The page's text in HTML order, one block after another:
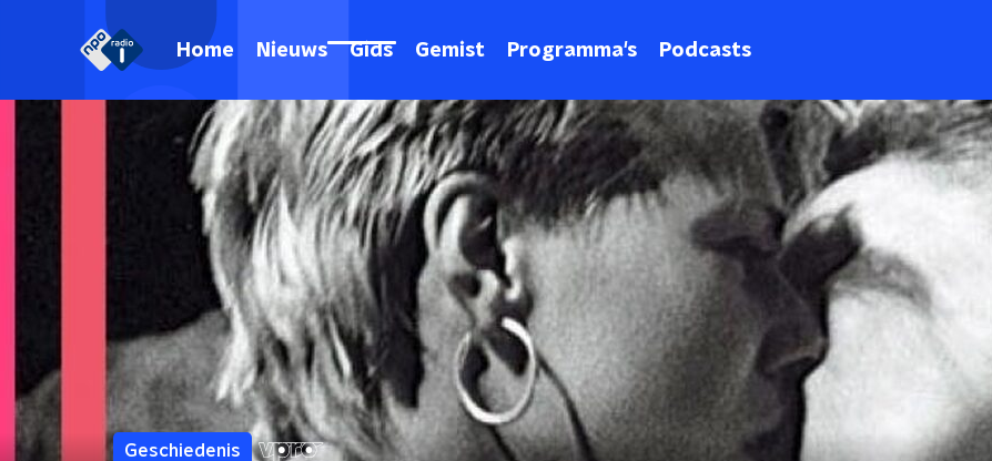
Home Nieuws Gids Gemist Programma's Podcasts
Geschiedenis